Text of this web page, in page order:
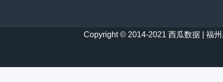
Copyright © 2014-2021 西瓜数据 | 福